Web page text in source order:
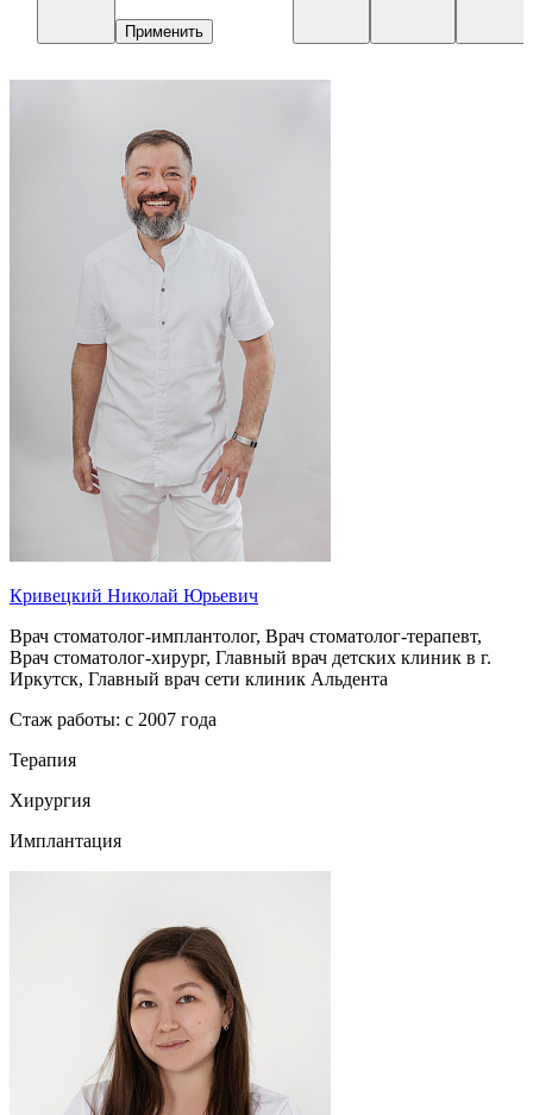
Применить
Кривецкий Николай Юрьевич
Врач стоматолог-имплантолог, Врач стоматолог-терапевт,
Врач стоматолог-хирург, Главный врач детских клиник в г.
Иркутск, Главный врач сети клиник Альдента
Стаж работы: с 2007 года
Терапия
Хирургия
Имплантация